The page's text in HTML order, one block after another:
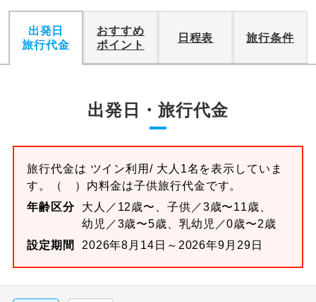
出発日
旅行代金
おすすめ
ポイント
日程表 旅行条件
出発日・旅行代金
旅行代金は ツイン利用/ 大人1名を表示していま
す。
（ ）内料金は子供旅行代金です。
年齢区分
大人／12歳〜、子供／3歳〜11歳、
幼児／3歳〜5歳、乳幼児／0歳〜2歳
設定期間
2026年8月14日～2026年9月29日